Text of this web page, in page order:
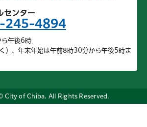
センター
245-4894
午後6時
）、年末年始は午前8時30分から午後5時ま
City of Chiba. All Rights Reserved.